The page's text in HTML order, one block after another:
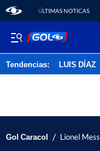
ÚLTIMAS NOTICAS
Tendencias: LUIS DÍAZ
Gol Caracol / Lionel